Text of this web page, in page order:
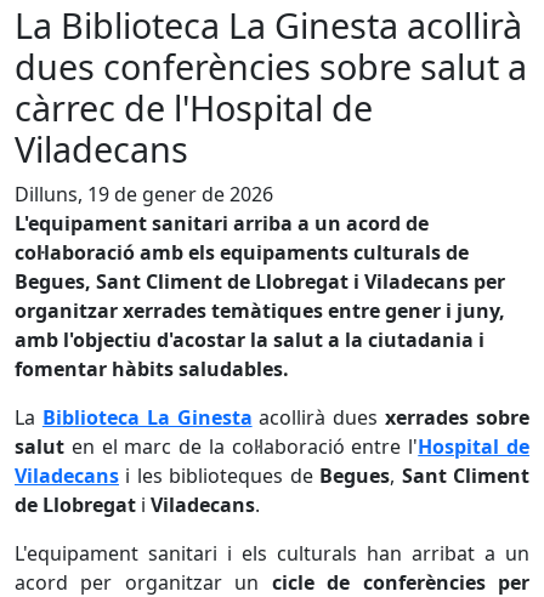
La Biblioteca La Ginesta acollirà
dues conferències sobre salut a
càrrec de l'Hospital de
Viladecans
Dilluns, 19 de gener de 2026
L'equipament sanitari arriba a un acord de
col·laboració amb els equipaments culturals de
Begues, Sant Climent de Llobregat i Viladecans per
organitzar xerrades temàtiques entre gener i juny,
amb l'objectiu d'acostar la salut a la ciutadania i
fomentar hàbits saludables.
La Biblioteca La Ginesta acollirà duesxerrades sobre
salut en el marc de la col·laboració entre l'Hospital de
Viladecans i les biblioteques de Begues, Sant Climent
de Llobregat i Viladecans.
L'equipament sanitari i els culturals han arribat a un
acord per organitzar un cicle de conferències per